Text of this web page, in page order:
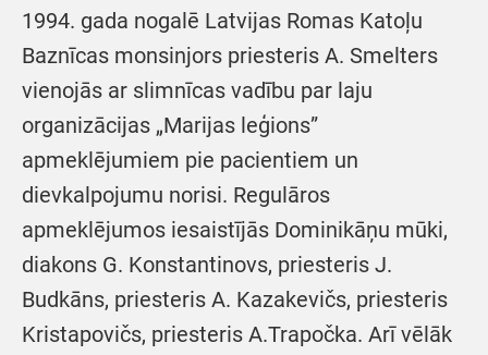
1994. gada nogalē Latvijas Romas Katoļu
Baznīcas monsinjors priesteris A. Smelters
vienojās ar slimnīcas vadību par laju
organizācijas „Marijas leģions”
apmeklējumiem pie pacientiem un
dievkalpojumu norisi. Regulāros
apmeklējumos iesaistījās Dominikāņu mūki,
diakons G. Konstantinovs, priesteris J.
Budkāns, priesteris A. Kazakevičs, priesteris
Kristapovičs, priesteris A.Trapočka. Arī vēlāk